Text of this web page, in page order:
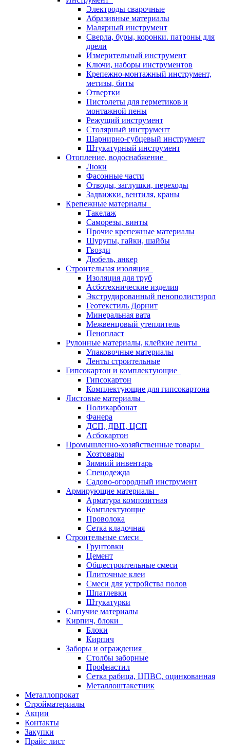
Электроды сварочные
Абразивные материалы
Малярный инструмент
Сверла, буры, коронки. патроны для
дрели
Измерительный инструмент
Ключи, наборы инструментов
Крепежно-монтажный инструмент,
метизы, биты
Отвертки
Пистолеты для герметиков и
монтажной пены
Режущий инструмент
Столярный инструмент
Шарнирно-губцевый инструмент
Штукатурный инструмент
Отопление, водоснабжение
Люки
Фасонные части
Отводы, заглушки, переходы
Задвижки, вентиля, краны
Крепежные материалы
Такелаж
Саморезы, винты
Прочие крепежные материалы
Шурупы, гайки, шайбы
Гвозди
Дюбель, анкер
Строительная изоляция
Изоляция для труб
Асботехнические изделия
Экструдированный пенополистирол
Геотекстиль Дорнит
Минеральная вата
Межвенцовый утеплитель
Пенопласт
Рулонные материалы, клейкие ленты
Упаковочные материалы
Ленты строительные
Гипсокартон и комплектующие
Гипсокартон
Комплектующие для гипсокартона
Листовые материалы
Поликарбонат
Фанера
ДСП, ДВП, ЦСП
Асбокартон
Промышленно-хозяйственные товары
Хозтовары
Зимний инвентарь
Спецодежда
Садово-огородный инструмент
Армирующие материалы
Арматура композитная
Комплектующие
Проволока
Сетка кладочная
Строительные смеси
Грунтовки
Цемент
Общестроительные смеси
Плиточные клеи
Смеси для устройства полов
Шпатлевки
Штукатурки
Сыпучие материалы
Кирпич, блоки
Блоки
Кирпич
Заборы и ограждения
Столбы заборные
Профнастил
Сетка рабица, ЦПВС, оцинкованная
Металлоштакетник
Металлопрокат
Стройматериалы
Акции
Контакты
Закупки
Прайс лист